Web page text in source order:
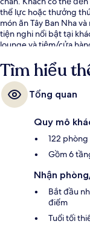
thể lực hoặc thưởng
món ăn Tây Ban Nha
tiện nghi nổi bật tại
lounge và tiệm/cửa
thông công cộng một
Urquinaona 6 phút.
Tìm hiểu
Tổng quan
Quy mô
122 phòng
Gồm 6
Nhận
Bắt đầu
điểm
Tuổi tối